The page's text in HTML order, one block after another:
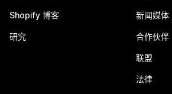
Shopify 博客
研究
新闻媒体
合作伙伴
联盟
法律